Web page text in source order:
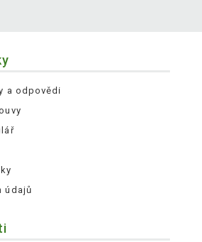
a odpovědi
údajů